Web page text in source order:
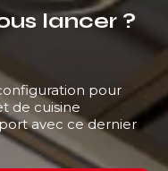
lancer ?
pour
de cuisine
avec ce dernier